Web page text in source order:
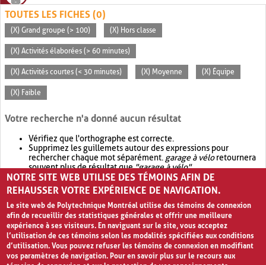
TOUTES LES FICHES (0)
(X) Grand groupe (> 100) (X) Hors classe
(X) Activités élaborées (> 60 minutes)
(X) Activités courtes (< 30 minutes) (X) Moyenne (X) Équipe
(X) Faible
Votre recherche n'a donné aucun résultat
Vérifiez que l'orthographe est correcte.
Supprimez les guillemets autour des expressions pour
rechercher chaque mot séparément. garage à véloretournera
souvent plus de résultat que"garage à vélo".
Envisagez d'élargir votre recherche avec OR.garage OR vélo
retournera souvent plus de résultat quegarage à vélo
NOTRE SITE WEB UTILISE DES TÉMOINS AFIN DE
REHAUSSER VOTRE EXPÉRIENCE DE NAVIGATION.
Le site web de Polytechnique Montréal utilise des témoins de connexion
afin de recueillir des statistiques générales et offrir une meilleure
expérience à ses visiteurs. En naviguant sur le site, vous acceptez
l’utilisation de ces témoins selon les modalités spécifiées aux conditions
d’utilisation. Vous pouvez refuser les témoins de connexion en modifiant
vos paramètres de navigation. Pour en savoir plus sur le recours aux